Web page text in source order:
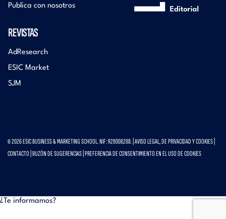
Publica con nosotros
REVISTAS
AdResearch
ESIC Market
SJM
© 2026 ESIC BUSINESS & MARKETING SCHOOL. NIF: R2800828B. | AVISO LEGAL, DE PRIVACIDAD Y COOKIES
CONTACTO BUZÓN DE SUGERENCIAS PREFERENCIA DE CONSENTIMIENTO EN EL USO DE COOKIES
¿Te informamos?